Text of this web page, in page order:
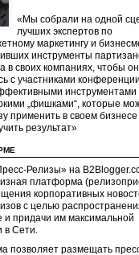
«Мы собрали на одной
лучших экспертов по
маркетингу и
инструменты
в своих компаниях, чтобы
с участниками
инструментами
„фишками“, которые
применить в своем
результат»
Релизы» на
платформа
корпоративных
с целью
и придачи им максимальной
в Сети.
позволяет размещать